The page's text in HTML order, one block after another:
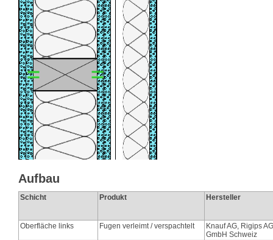
Aufbau
Schicht Produkt Hersteller
Oberfläche links Fugen verleimt / verspachtelt
Knauf AG, Rigips
GmbH Schweiz